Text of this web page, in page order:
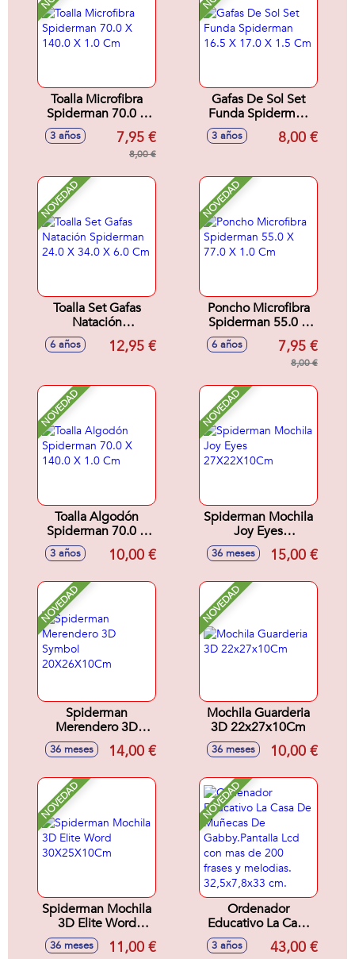
Toalla Microfibra
Spiderman 70.0 X
140.0 X 1.0 Cm
3 años 7,95 €
8,00 €
Gafas De Sol Set
Funda Spiderman
16.5 X 17.0 X 1.5
3 años 8,00 €
NOVEDAD
Toalla Set Gafas
Natación
Spiderman 24.0 X
34.0 X 6.0 Cm
6 años 12,95 €
NOVEDAD
Poncho Microfibra
Spiderman 55.0 X
77.0 X 1.0 Cm
6 años 7,95 €
8,00 €
NOVEDAD
Toalla Algodón
Spiderman 70.0 X
140.0 X 1.0 Cm
3 años 10,00 €
NOVEDAD
Spiderman Mochila
Joy Eyes
27X22X10Cm
36 meses 15,00 €
NOVEDAD
Spiderman
Merendero 3D
Symbol
20X26X10Cm
36 meses 14,00 €
NOVEDAD
Mochila Guarderia
3D 22x27x10Cm
36 meses 10,00 €
NOVEDAD
Spiderman Mochila
3D Elite Word
30X25X10Cm
36 meses 11,00 €
NOVEDAD
Ordenador
Educativo La Casa
De Muñecas De
Gabby.Pantalla Lcd
3 años 43,00 €